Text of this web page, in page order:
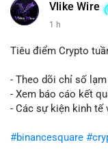
Vlike Wire
1 h
Tiêu điểm Crypto
- Theo dõi chỉ số
- Xem báo cáo kết
- Các sự kiện kinh tế
#binancesquare